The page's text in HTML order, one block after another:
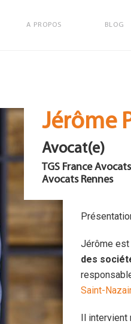
A PROPOS BLOG
Jérôme
Avocat(e)
TGS France
Avocats Rennes
Jérôme
des
Saint-
Il intervient